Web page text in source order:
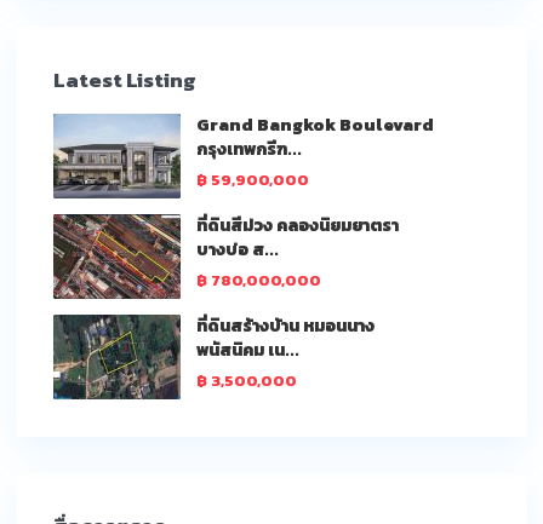
Latest Listing
Grand Bangkok Boulevard
กรุงเทพกรีฑ...
฿ 59,900,000
ที่ดินสีม่วง คลองนิยมยาตรา
บางบ่อ ส...
฿ 780,000,000
ที่ดินสร้างบ้าน หมอนนาง
พนัสนิคม เน...
฿ 3,500,000